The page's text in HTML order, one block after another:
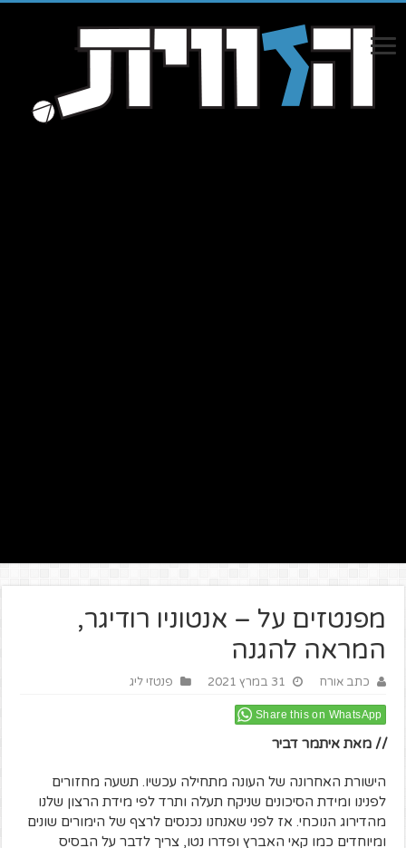
מפנטזים על – אנטוניו רודיגר,
המראה להגנה
כתב אורח 31 במרץ 2021 פנטזי ליג
Share this on WhatsApp
// מאת איתמר דביר
הישורת האחרונה של העונה מתחילה עכשיו. תשעה מחזורים
לפנינו ומידת הסיכונים שניקח תעלה ותרד לפי מידת הרצון שלנו
מהדירוג הנוכחי. אז לפני שאנחנו נכנסים לרצף של הימורים שונים
ומיוחדים כמו קאי האברץ ופדרו נטו, צריך לדבר על הבסיס